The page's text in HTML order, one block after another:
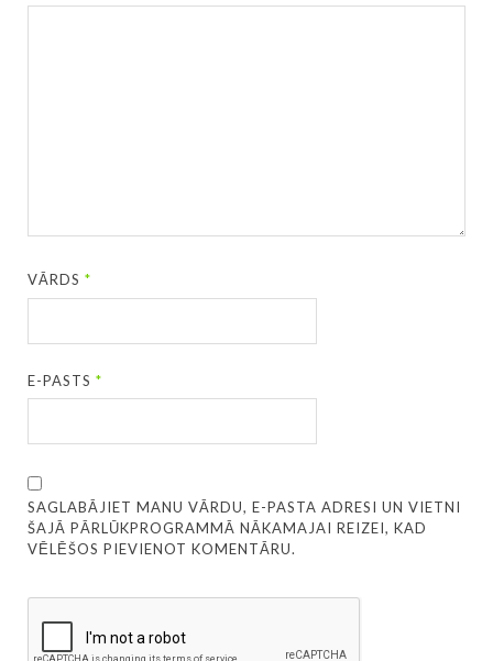
VĀRDS*
E-PASTS*
SAGLABĀJIET MANU VĀRDU, E-PASTA ADRESI UN VIETNI
ŠAJĀ PĀRLŪKPROGRAMMĀ NĀKAMAJAI REIZEI, KAD
VĒLĒŠOS PIEVIENOT KOMENTĀRU.